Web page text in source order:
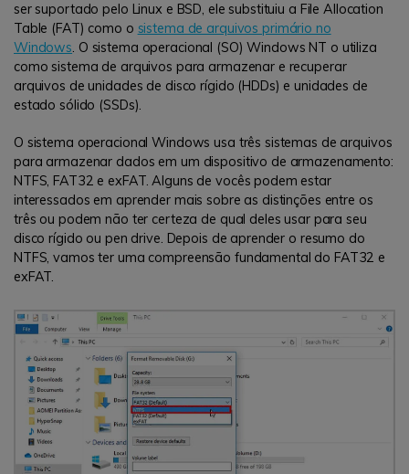
ser suportado pelo Linux e BSD, ele substituiu a File Allocation
Table (FAT) como o sistema de arquivos primário no
Windows. O sistema operacional (SO) Windows NT o utiliza
como sistema de arquivos para armazenar e recuperar
arquivos de unidades de disco rígido (HDDs) e unidades de
estado sólido (SSDs).
O sistema operacional Windows usa três sistemas de arquivos
para armazenar dados em um dispositivo de armazenamento:
NTFS, FAT32 e exFAT. Alguns de vocês podem estar
interessados ​​em aprender mais sobre as distinções entre os
três ou podem não ter certeza de qual deles usar para seu
disco rígido ou pen drive. Depois de aprender o resumo do
NTFS, vamos ter uma compreensão fundamental do FAT32 e
exFAT.